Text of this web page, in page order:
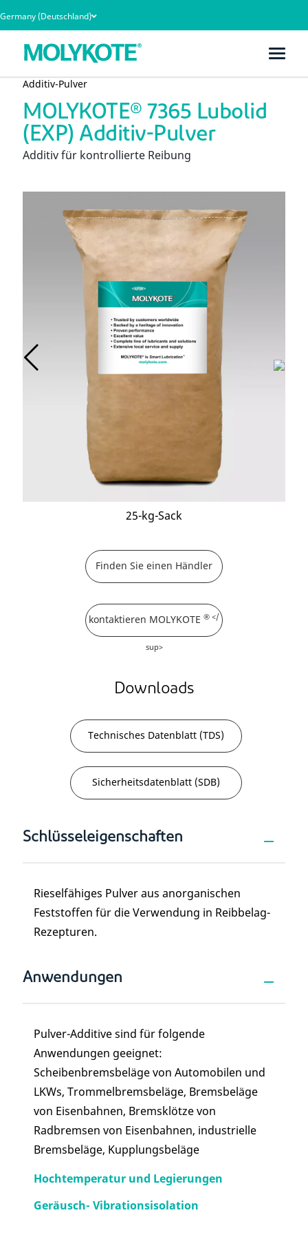
Germany (Deutschland)
Produkte
Additiv-Pulver
25-kg-Sack
Finden Sie einen Händler
kontaktieren MOLYKOTE ® </
sup>
MOLYKOTE® 7365 Lubolid
(EXP) Additiv-Pulver
Additiv für kontrollierte Reibung
Downloads
Technisches Datenblatt (TDS)
Sicherheitsdatenblatt (SDB)
Schlüsseleigenschaften
Rieselfähiges Pulver aus anorganischen
Feststoffen für die Verwendung in Reibbelag-
Rezepturen.
Anwendungen
Pulver-Additive sind für folgende
Anwendungen geeignet:
Scheibenbremsbeläge von Automobilen und
LKWs, Trommelbremsbeläge, Bremsbeläge
von Eisenbahnen, Bremsklötze von
Radbremsen von Eisenbahnen, industrielle
Bremsbeläge, Kupplungsbeläge
Hochtemperatur und Legierungen
Geräusch- Vibrationsisolation